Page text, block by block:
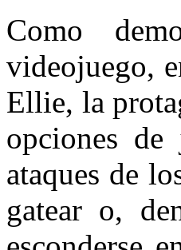
Como
videojuego,
Ellie, la
opciones
ataques de
gatear o,